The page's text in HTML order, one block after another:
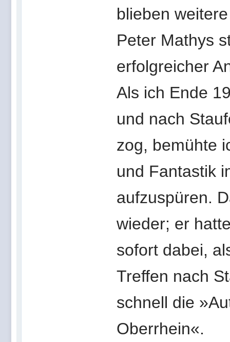
blieben
Peter Mathys
erfolgreicher
Als ich Ende
und nach
zog, bemühte
und Fantastik
aufzuspüren.
wieder; er
sofort dabei,
Treffen nach
schnell die
Oberrhein«.